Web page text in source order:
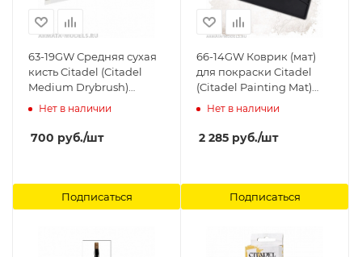
63-19GW Средняя сухая
кисть Citadel (Citadel
Medium Drybrush)
Citadel
Нет в наличии
700 руб./шт
Подписаться
66-14GW Коврик (мат)
для покраски Citadel
(Citadel Painting Mat)
Citadel
Нет в наличии
2 285 руб./шт
Подписаться